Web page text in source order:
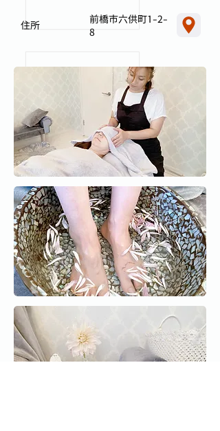
前橋市六供町1-2-
8
住所